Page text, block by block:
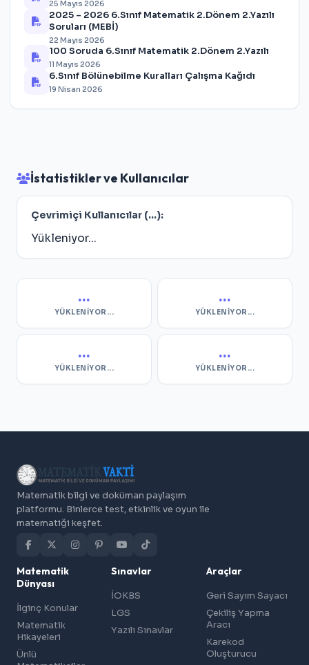
25 Mayıs 2026
2025 – 2026 6.Sınıf Matematik 2.Dönem 2.Yazılı
Soruları (MEBİ)
22 Mayıs 2026
100 Soruda 6.Sınıf Matematik 2.Dönem 2.Yazılı
11 Mayıs 2026
6.Sınıf Bölünebilme Kuralları Çalışma Kağıdı
19 Nisan 2026
İstatistikler ve Kullanıcılar
Çevrimiçi Kullanıcılar (...):
Yükleniyor...
...
YÜKLENIYOR...
...
YÜKLENIYOR...
...
YÜKLENIYOR...
...
YÜKLENIYOR...
Matematik bilgi ve doküman paylaşım
platformu. Binlerce test, etkinlik ve oyun ile
matematiği keşfet.
Matematik
Dünyası
İlginç Konular
Matematik
Hikayeleri
Ünlü
Sınavlar
İOKBS
LGS
Yazılı Sınavlar
Araçlar
Geri Sayım Sayacı
Çekiliş Yapma
Aracı
Karekod
Oluşturucu